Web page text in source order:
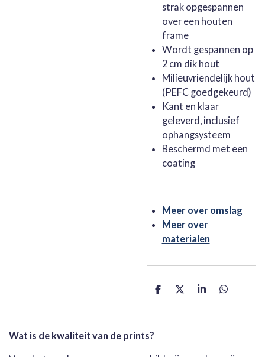
strak opgespannen
over een houten
frame
Wordt gespannen op
2 cm dik hout
Milieuvriendelijk hout
(PEFC goedgekeurd)
Kant en klaar
geleverd, inclusief
ophangsysteem
Beschermd met een
coating
Meer over omslag
Meer over
materialen
D
D
S
D
Wat is de kwaliteit van de prints?